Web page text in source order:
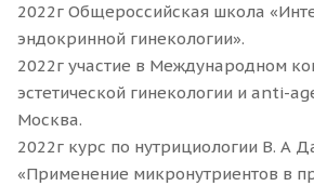
2022г Общероссийская школа
эндокринной гинекологии».
2022г участие в Международном
эстетической гинекологии и anti-
Москва.
2022г курс по нутрициологии В. А
«Применение микронутриентов в